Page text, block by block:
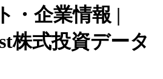
・企業情報 |
株式投資データ